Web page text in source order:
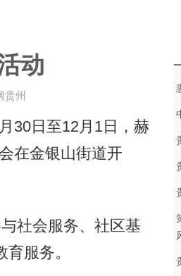
动
贵州
日至12月1日，赫
在金银山街道开
社会服务、社区基
服务。